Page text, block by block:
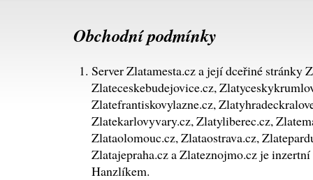
Obchodní podmínky
Server Zlatamesta.cz a její dceřiné stránky
Zlateceskebudejovice.cz,
Zlatefrantiskovylazne.cz,
Zlatekarlovyvary.cz, Zlatyliberec.cz,
Zlataolomouc.cz, Zlataostrava.cz,
Zlatajepraha.cz a Zlateznojmo.cz je
Hanzlíkem.